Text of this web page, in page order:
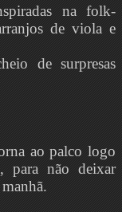
na folk-
de viola e
de surpresas
ao palco logo
para não deixar